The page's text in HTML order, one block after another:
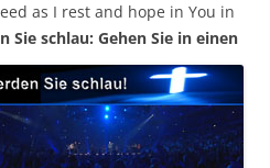
as I rest and hope in You in
Sie schlau: Gehen Sie in einen